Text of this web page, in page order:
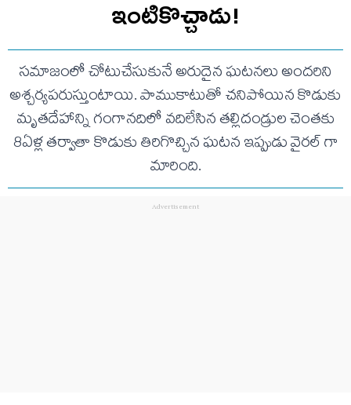
ఇంటికొచ్చాడు!
సమాజంలో చోటుచేసుకునే అరుదైన ఘటనలు అందరిని
అశ్చర్యపరుస్తుంటాయి. పాముకాటుతో చనిపోయిన కొడుకు
మృతదేహాన్ని గంగానదిలో వదిలేసిన తల్లిదండ్రుల చెంతకు
8ఏళ్ల తర్వాతా కొడుకు తిరిగొచ్చిన ఘటన ఇప్పుడు వైరల్ గా
మారింది.